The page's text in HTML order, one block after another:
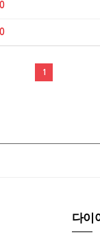
0
0
1
다이